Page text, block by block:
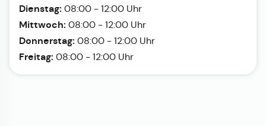
Dienstag: 08:00 - 12:00 Uhr
Mittwoch: 08:00 - 12:00 Uhr
Donnerstag: 08:00 - 12:00 Uhr
Freitag: 08:00 - 12:00 Uhr